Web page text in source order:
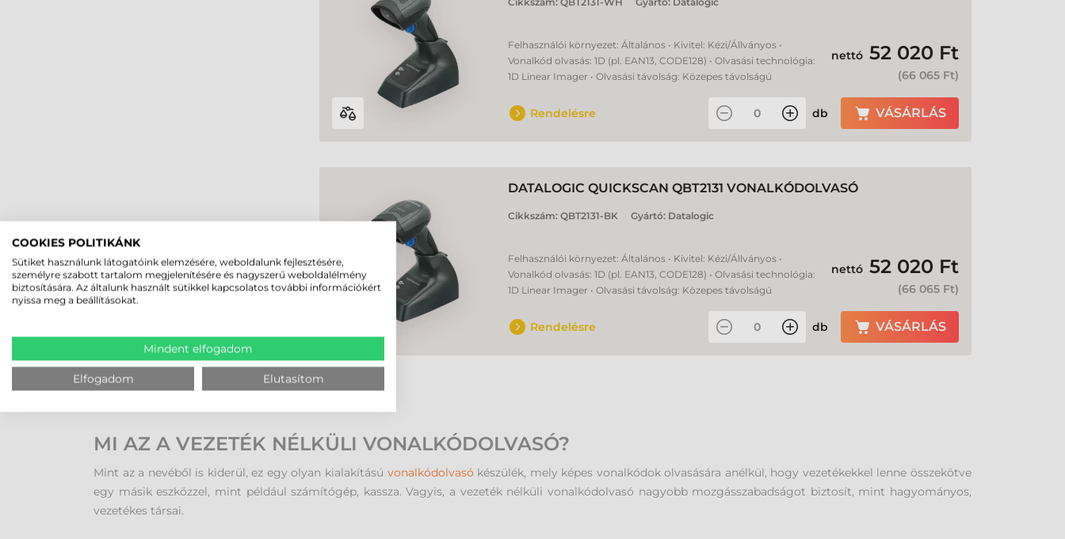
Felhasználói környezet: Általános • Kivitel: Kézi/Állványos •
Vonalkód olvasás: 1D (pl. EAN13, CODE128) • Olvasási technológia:
1D Linear Imager • Olvasási távolság: Közepes távolságú
nettó 52 020 Ft
(66 065 Ft)
Rendelésre db VÁSÁRLÁS
DATALOGIC QUICKSCAN QBT2131 VONALKÓDOLVASÓ
Cikkszám: QBT2131-BK Gyártó: Datalogic
Felhasználói környezet: Általános • Kivitel: Kézi/Állványos •
Vonalkód olvasás: 1D (pl. EAN13, CODE128) • Olvasási technológia:
1D Linear Imager • Olvasási távolság: Közepes távolságú
nettó 52 020 Ft
(66 065 Ft)
Rendelésre db VÁSÁRLÁS
MI AZ A VEZETÉK NÉLKÜLI VONALKÓDOLVASÓ?
Mint az a nevéből is kiderül, ez egy olyan kialakítású vonalkódolvasó készülék, mely képes vonalkódok olvasására anélkül, hogy vezetékekkel lenne összekötve
egy másik eszközzel, mint például számítógép, kassza. Vagyis, a vezeték nélküli vonalkódolvasó nagyobb mozgásszabadságot biztosít, mint hagyományos,
vezetékes társai.
COOKIES POLITIKÁNK
Sütiket használunk látogatóink elemzésére, weboldalunk fejlesztésére,
személyre szabott tartalom megjelenítésére és nagyszerű weboldalélmény
biztosítására. Az általunk használt sütikkel kapcsolatos további információkért
nyissa meg a beállításokat.
Mindent elfogadom
Elfogadom Elutasítom